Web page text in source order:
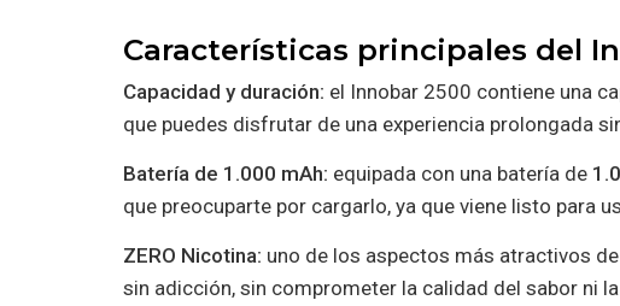
Características principales del
Capacidad y duración: el Innobar 2500 contiene una
que puedes disfrutar de una experiencia prolongada
Batería de 1.000 mAh: equipada con una batería de
que preocuparte por cargarlo, ya que viene listo para
ZERO Nicotina: uno de los aspectos más atractivos
sin adicción, sin comprometer la calidad del sabor ni